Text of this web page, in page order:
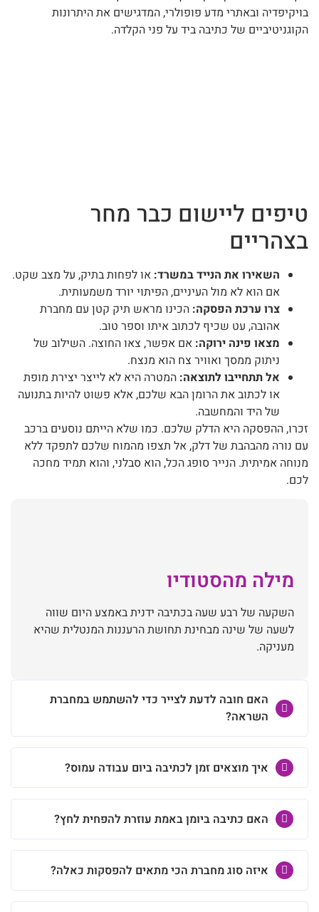
בויקיפדיה ובאתרי מדע פופולרי, המדגישים את היתרונות
הקוגניטיביים של כתיבה ביד על פני הקלדה.
טיפים ליישום כבר מחר
בצהריים
השאירו את הנייד במשרד: או לפחות בתיק, על מצב שקט.
אם הוא לא מול העיניים, הפיתוי יורד משמעותית.
צרו ערכת הפסקה: הכינו מראש תיק קטן עם מחברת
אהובה, עט שכיף לכתוב איתו וספר טוב.
מצאו פינה ירוקה: אם אפשר, צאו החוצה. השילוב של
ניתוק ממסך ואוויר צח הוא מנצח.
אל תתחייבו לתוצאה: המטרה היא לא לייצר יצירת מופת
או לכתוב את הרומן הבא שלכם, אלא פשוט להיות בתנועה
של היד והמחשבה.
זכרו, ההפסקה היא הדלק שלכם. כמו שלא הייתם נוסעים ברכב
עם נורה מהבהבת של דלק, אל תצפו מהמוח שלכם לתפקד ללא
מנוחה אמיתית. הנייר סופג הכל, הוא סבלני, והוא תמיד מחכה
לכם.
מילה מהסטודיו
השקעה של רבע שעה בכתיבה ידנית באמצע היום שווה
לשעה של שינה מבחינת תחושת הרעננות המנטלית שהיא
מעניקה.
האם חובה לדעת לצייר כדי להשתמש במחברת
השראה?
איך מוצאים זמן לכתיבה ביום עבודה עמוס?
האם כתיבה ביומן באמת עוזרת להפחית לחץ?
איזה סוג מחברת הכי מתאים להפסקות כאלה?